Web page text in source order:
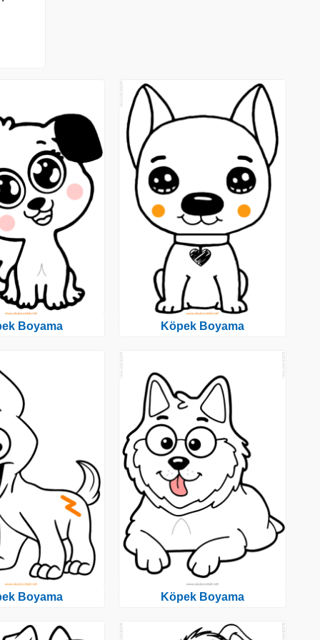
Boyama
Boyama
Köpek Boyama
Köpek Boyama